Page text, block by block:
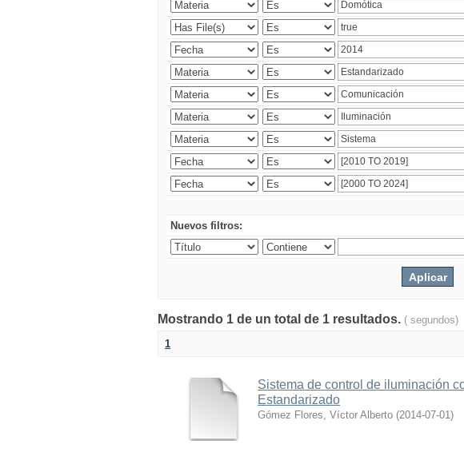
Nuevos filtros:
Mostrando 1 de un total de 1 resultados. ( segundos)
1
Sistema de control de iluminación
Estandarizado
Gómez Flores, Víctor Alberto (2014-07-01)